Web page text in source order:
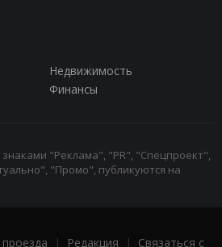
Недвижимость
Финансы
"Реклама", "PR", "Спецпроект",
"Промо", публикуются на
| Редакция | Связаться с